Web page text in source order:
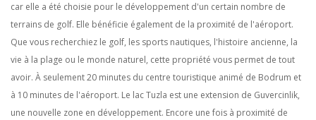
car elle a été choisie pour le développement d'un certain nombre de
terrains de golf. Elle bénéficie également de la proximité de l'aéroport.
Que vous recherchiez le golf, les sports nautiques, l'histoire ancienne, la
vie à la plage ou le monde naturel, cette propriété vous permet de tout
avoir. À seulement 20 minutes du centre touristique animé de Bodrum et
à 10 minutes de l'aéroport. Le lac Tuzla est une extension de Guvercinlik,
une nouvelle zone en développement. Encore une fois à proximité de